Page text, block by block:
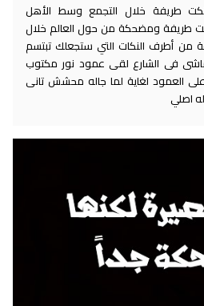
طريفة خلال التجمع وسط الأهل
طريفة ومضحكة من حول العالم خلال
من أطرف النكات التي ستجعلك تبتسم
فى الشارع لقى عمود نور مكتوب
العمود لغاية لما جاله محشش تانى
اصلي